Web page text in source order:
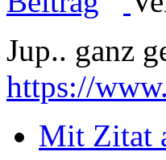
Jup.. ganz
https://
Mit Zitat